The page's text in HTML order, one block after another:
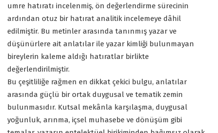
umre hatıratı incelenmiş, ön değerlendirme sürecinin
ardından otuz bir hatırat analitik incelemeye dâhil
edilmiştir. Bu metinler arasında tanınmış yazar ve
düşünürlere ait anlatılar ile yazar kimliği bulunmayan
bireylerin kaleme aldığı hatıratlar birlikte
değerlendirilmiştir.
Bu çeşitliliğe rağmen en dikkat çekici bulgu, anlatılar
arasında güçlü bir ortak duygusal ve tematik zemin
bulunmasıdır. Kutsal mekânla karşılaşma, duygusal
yoğunluk, arınma, içsel muhasebe ve dönüşüm gibi